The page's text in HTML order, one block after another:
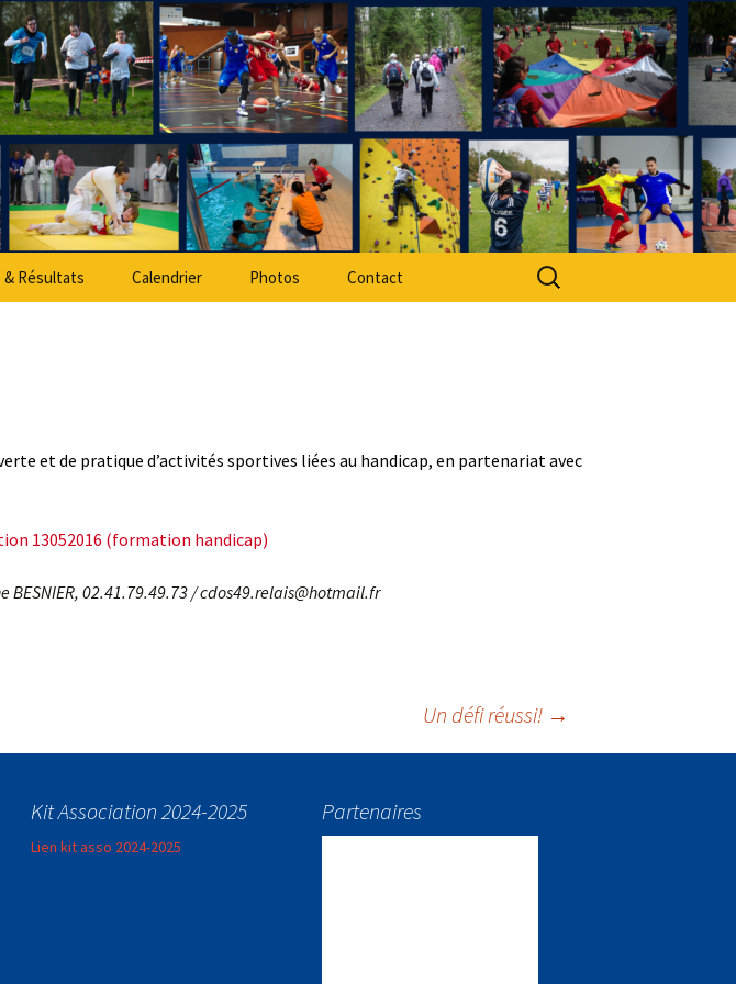
Sport Adapté 49
Résultats Calendrier Photos Contact
Rechercher :
et de pratique d’activités sportives liées au handicap, en partenariat avec
13052016 (formation handicap)
02.41.79.49.73 / cdos49.relais@hotmail.fr
Un défi réussi! →
Kit Association 2024-2025
Lien kit asso 2024-2025
Partenaires